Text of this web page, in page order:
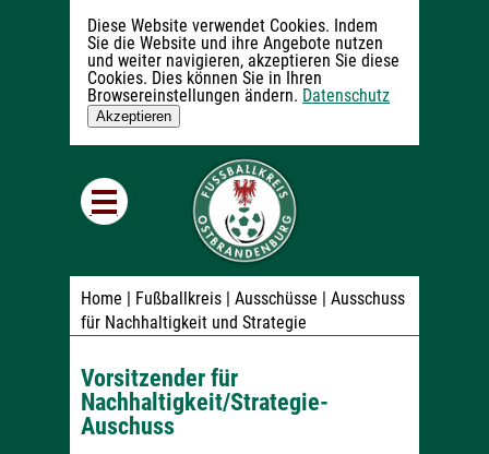
Diese Website verwendet Cookies. Indem
Sie die Website und ihre Angebote nutzen
und weiter navigieren, akzeptieren Sie diese
Cookies. Dies können Sie in Ihren
Browsereinstellungen ändern. Datenschutz
Akzeptieren
Home | Fußballkreis | Ausschüsse | Ausschuss
für Nachhaltigkeit und Strategie
Vorsitzender für
Nachhaltigkeit/Strategie-
Auschuss